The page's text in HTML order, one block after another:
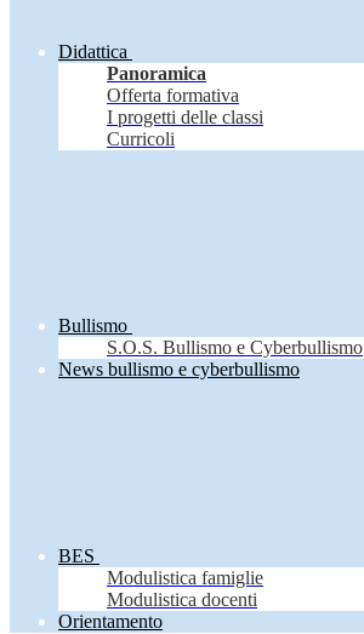
Didattica
Panoramica
Offerta formativa
I progetti delle classi
Curricoli
Bullismo
S.O.S. Bullismo e Cyberbullismo
News bullismo e cyberbullismo
BES
Modulistica famiglie
Modulistica docenti
Orientamento